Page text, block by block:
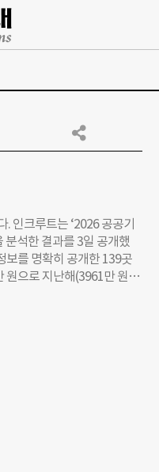
인크루트는 ‘2026 공공기
분석한 결과를 3일 공개했
보를 명확히 공개한 139곳
원으로 지난해(3961만 원)